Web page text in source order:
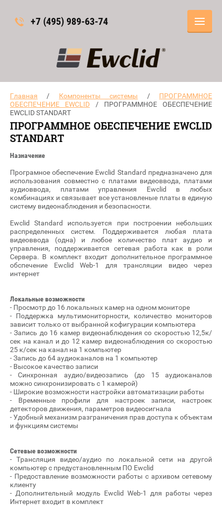
+7 (495) 989-63-74
Главная / Компоненты системы / ПРОГРАММНОЕ
ОБЕСПЕЧЕНИЕ EWCLID / ПРОГРАММНОЕ ОБЕСПЕЧЕНИЕ
EWCLID STANDART
ПРОГРАММНОЕ ОБЕСПЕЧЕНИЕ EWCLID
STANDART
Назначение
Програмное обеспечение Ewclid Standard предназначено для
использования совместно с платами видеоввода, платами
аудиоввода, платами управления Ewclid в любых
комбинациях и связывает все установленые платы в единую
систему видеонаблюдения и безопасности.
Ewclid Standard используется при построении небольших
распределенных систем. Поддерживается любая плата
видеоввода (одна) и любое количество плат аудио и
управления, поддерживается сетевая работа как в роли
Сервера. В комплект входит дополнительное программное
обспечение Ewclid Web-1 для трансляции видео через
интернет
Локальные возможности
- Просмотр до 16 локальных камер на одном мониторе
- Поддержка мультимониторности, количество мониторов
зависит только от выбранной кофигурации компьютера
- Запись до 16 камер видеонаблюдения со скоростью 12,5к/
сек на канал и до 12 камер видеонаблюдения со скоростью
25 к/сек на канал на 1 компьютер
- Запись до 64 аудиоканалов на 1 компьютер
- Высокое качество записи
- Синхронная аудио/видеозапись (до 15 аудиоканалов
можно синхронизировать с 1 камерой)
- Широкие возможности настройки автоматизации работы
- Временные профили для настроек записи, настроек
детекторов движения, параметров видеосигнала
- Удобный механизм разграничения прав доступа к объектам
и функциям системы
Сетевые возможности
- Трансляция видео/аудио по локальной сети на другой
компьютер с предустановленным ПО Ewclid
- Предоставление возможности работы с архивом сетевому
клиенту
- Дополнительный модуль Ewclid Web-1 для работы через
Интернет входит в комплект